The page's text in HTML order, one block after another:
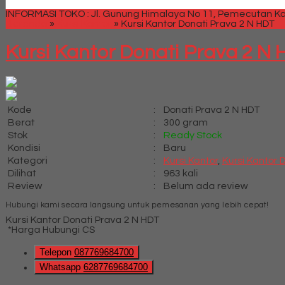
INFORMASI TOKO : Jl. Gunung Himalaya No 11, Pemecutan
» » Kursi Kantor Donati Prava 2 N HDT
Kursi Kantor Donati Prava 2 N
Kode :
Donati Prava 2 N HDT
Berat
:
300 gram
Stok
:
Ready Stock
Kondisi
:
Baru
Kategori
: Kursi Kantor, Kursi Kantor
Dilihat
:
963 kali
Review
: Belum ada review
Hubungi kami secara langsung untuk pemesanan yang lebih cepat!
Kursi Kantor Donati Prava 2 N HDT
*Harga Hubungi CS
Telepon 087769684700
Whatsapp 6287769684700